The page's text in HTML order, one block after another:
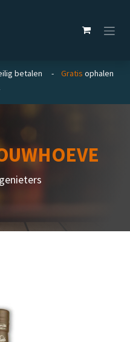
betalen - Gratis ophalen